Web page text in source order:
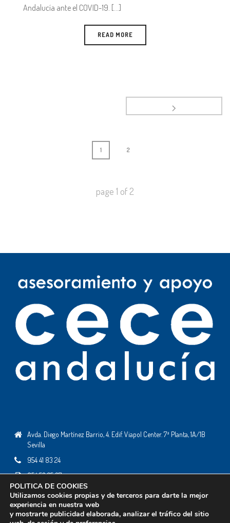
Andalucía ante el COVID-19. [...]
READ MORE
1 2
page 1 of 2
Avda. Diego Martínez Barrio, 4. Edif. Viapol Center. 7ª Planta, 1A/1B
Sevilla
954 41 83 24
954 53 25 37
ceceandalucia@ceceandalucia.es
POLITICA DE COOKIES
Utilizamos cookies propias y de terceros para darte la mejor
experiencia en nuestra web
y mostrarte publicidad elaborada, analizar el tráfico del sitio